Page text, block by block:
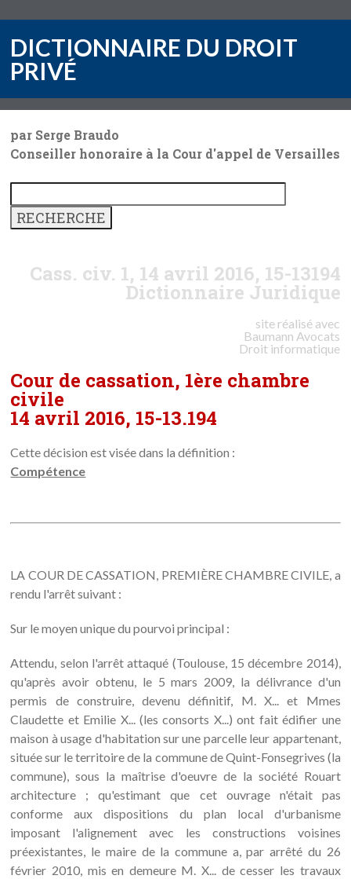
DICTIONNAIRE DU DROIT
PRIVÉ
par Serge Braudo
Conseiller honoraire à la Cour d'appel de Versailles
Cass. civ. 1, 14 avril 2016, 15-13194
Dictionnaire Juridique
site réalisé avec
Baumann Avocats
Droit informatique
Cour de cassation, 1ère chambre
civile
14 avril 2016, 15-13.194
Cette décision est visée dans la définition :
Compétence
LA COUR DE CASSATION, PREMIÈRE CHAMBRE CIVILE, a
rendu l'arrêt suivant :
Sur le moyen unique du pourvoi principal :
Attendu, selon l'arrêt attaqué (Toulouse, 15 décembre 2014),
qu'après avoir obtenu, le 5 mars 2009, la délivrance d'un
permis de construire, devenu définitif, M. X... et Mmes
Claudette et Emilie X... (les consorts X...) ont fait édifier une
maison à usage d'habitation sur une parcelle leur appartenant,
située sur le territoire de la commune de Quint-Fonsegrives (la
commune), sous la maîtrise d'oeuvre de la société Rouart
architecture ; qu'estimant que cet ouvrage n'était pas
conforme aux dispositions du plan local d'urbanisme
imposant l'alignement avec les constructions voisines
préexistantes, le maire de la commune a, par arrêté du 26
février 2010, mis en demeure M. X... de cesser les travaux